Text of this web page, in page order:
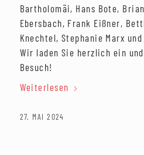
Bartholomäi, Hans Bote,
Ebersbach, Frank Eißner,
Knechtel, Stephanie Marx
Wir laden Sie herzlich ein
Besuch!
Weiterlesen
27. MAI 2024